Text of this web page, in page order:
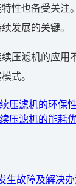
性也备受关注
发展的关键。
压滤机的应用
式。
压滤机的环保
压滤机的能耗
生故障及解决办